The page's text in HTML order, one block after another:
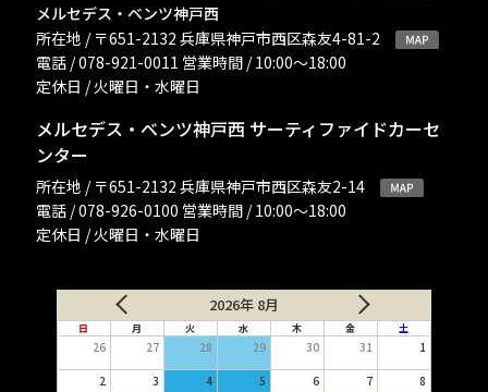
メルセデス・ベンツ神戸西
所在地 / 〒651-2132 兵庫県神戸市西区森友4-81-2
電話 / 078-921-0011 営業時間 / 10:00〜18:00
定休日 / 火曜日・水曜日
メルセデス・ベンツ神戸西 サーティファイドカーセ
ンター
所在地 / 〒651-2132 兵庫県神戸市西区森友2-14
電話 / 078-926-0100 営業時間 / 10:00〜18:00
定休日 / 火曜日・水曜日
2026年 8月
日 月 火 水 木 金 土
26 27 28 29 30 31 1
2 3 4 5 6 7 8